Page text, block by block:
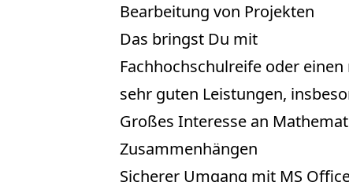
Bearbeitung von Projekten
Das bringst Du mit
Fachhochschulreife oder
sehr guten Leistungen,
Großes Interesse an
Zusammenhängen
Sicherer Umgang mit MS